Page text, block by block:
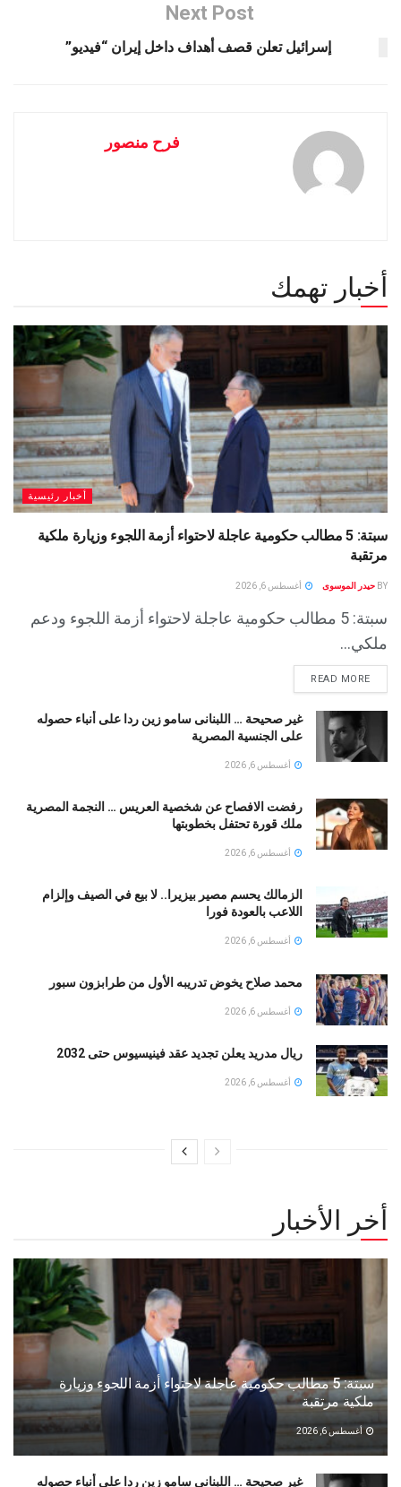
Next Post
إسرائيل تعلن قصف أهداف داخل إيران “فيديو”
فرح منصور
أخبار تهمك
أخبار رئيسية
سبتة: 5 مطالب حكومية عاجلة لاحتواء أزمة اللجوء وزيارة ملكية
مرتقبة
BY حيدر الموسوى أغسطس 6, 2026
سبتة: 5 مطالب حكومية عاجلة لاحتواء أزمة اللجوء ودعم
ملكي...
READ MORE
غير صحيحة … اللبنانى سامو زين ردا على أنباء حصوله
على الجنسية المصرية
أغسطس 6, 2026
رفضت الافصاح عن شخصية العريس … النجمة المصرية
ملك قورة تحتفل بخطوبتها
أغسطس 6, 2026
الزمالك يحسم مصير بيزيرا.. لا بيع في الصيف وإلزام
اللاعب بالعودة فورا
أغسطس 6, 2026
محمد صلاح يخوض تدريبه الأول من طرابزون سبور
أغسطس 6, 2026
ريال مدريد يعلن تجديد عقد فينيسيوس حتى 2032
أغسطس 6, 2026
أخر الأخبار
سبتة: 5 مطالب حكومية عاجلة لاحتواء أزمة اللجوء وزيارة
ملكية مرتقبة
أغسطس 6, 2026
غير صحيحة … اللبنانى سامو زين ردا على أنباء حصوله